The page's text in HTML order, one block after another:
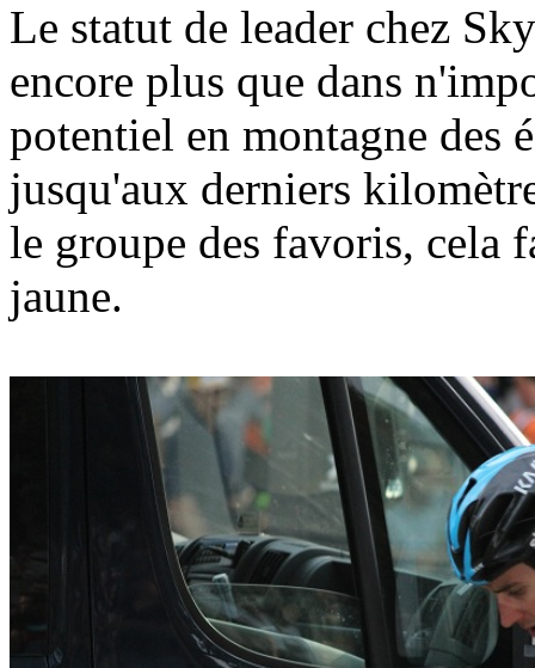
Le statut de leader chez
encore plus que dans
potentiel en montagne des
jusqu'aux derniers
le groupe des favoris, cela
jaune.